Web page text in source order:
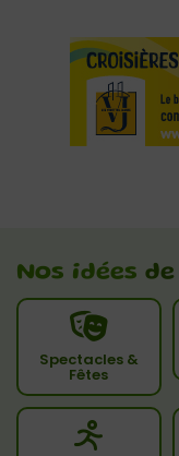
Nos idées
Spectacles &
Fêtes